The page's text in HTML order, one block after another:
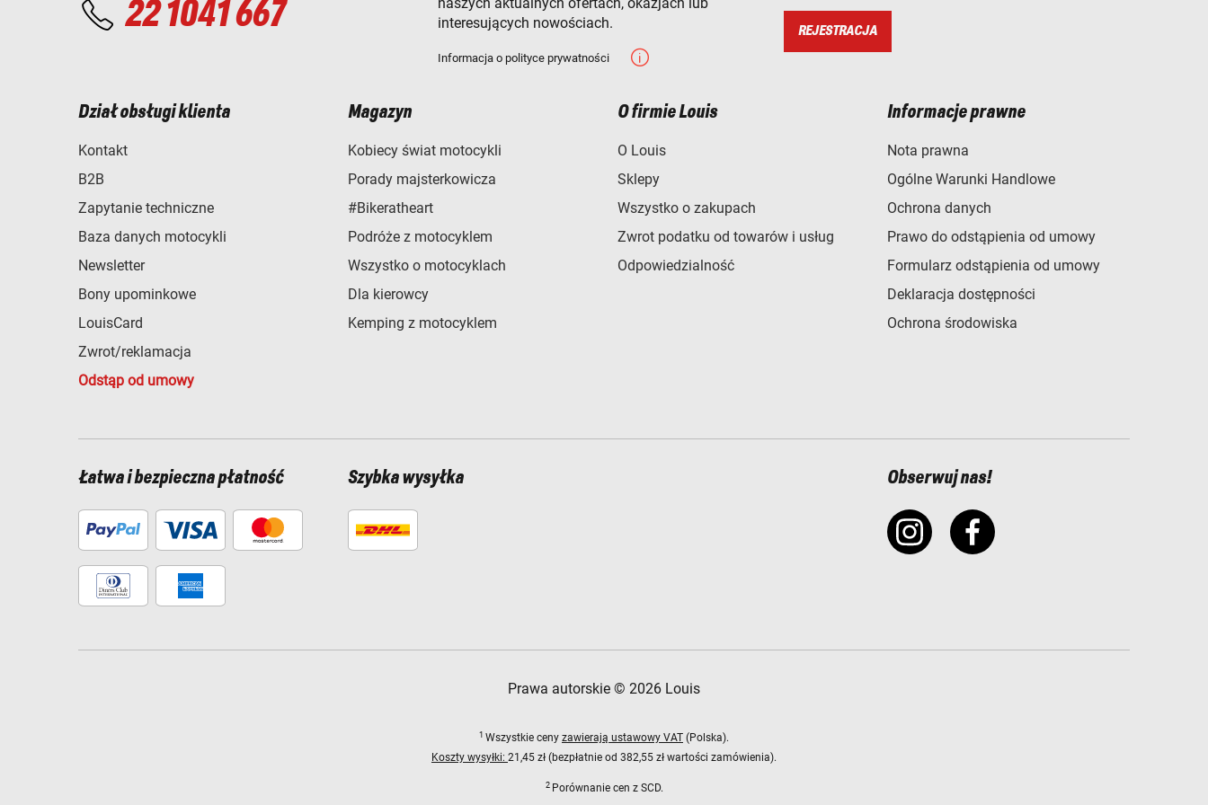
22 1041 667
interesujących nowościach.
Informacja o polityce prywatności
REJESTRACJA
Dział obsługi klienta
Kontakt
B2B
Zapytanie techniczne
Baza danych motocykli
Newsletter
Bony upominkowe
LouisCard
Zwrot/reklamacja
Odstąp od umowy
Magazyn
Kobiecy świat motocykli
Porady majsterkowicza
#Bikeratheart
Podróże z motocyklem
Wszystko o motocyklach
Dla kierowcy
Kemping z motocyklem
O firmie Louis
O Louis
Sklepy
Wszystko o zakupach
Zwrot podatku od towarów i usług
Odpowiedzialność
Informacje prawne
Nota prawna
Ogólne Warunki Handlowe
Ochrona danych
Prawo do odstąpienia od umowy
Formularz odstąpienia od umowy
Deklaracja dostępności
Ochrona środowiska
Łatwa i bezpieczna płatność Szybka wysyłka Obserwuj nas!
Prawa autorskie © 2026 Louis
1 Wszystkie ceny zawierają ustawowy VAT (Polska).
Koszty wysyłki: 21,45 zł (bezpłatnie od 382,55 zł wartości zamówienia).
2 Porównanie cen z SCD.